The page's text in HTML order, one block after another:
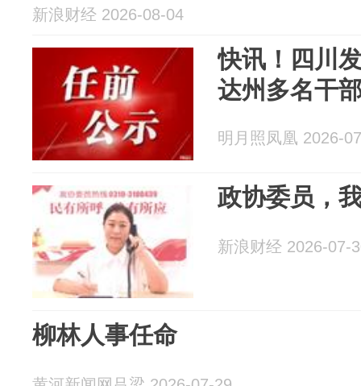
新浪财经 2026-08-04
快讯！四川
达州多名干
明月照凤凰 2026-
政协委员，
新浪财经 2026-07-
柳林人事任命